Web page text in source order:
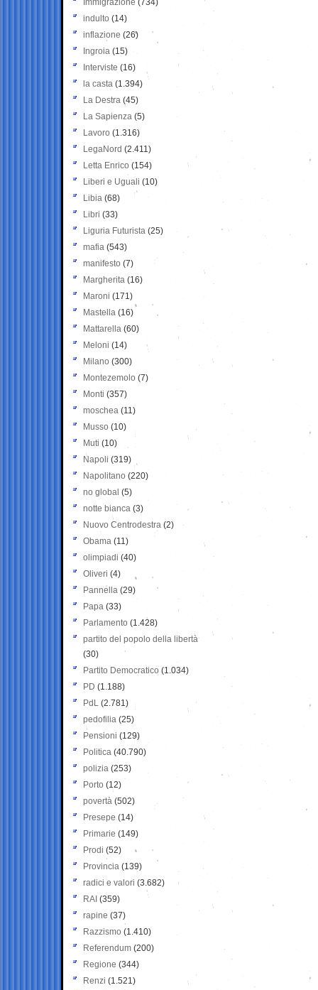
Immigrazione (734)
indulto (14)
inflazione (26)
Ingroia (15)
Interviste (16)
la casta (1.394)
La Destra (45)
La Sapienza (5)
Lavoro (1.316)
LegaNord (2.411)
Letta Enrico (154)
Liberi e Uguali (10)
Libia (68)
Libri (33)
Liguria Futurista (25)
mafia (543)
manifesto (7)
Margherita (16)
Maroni (171)
Mastella (16)
Mattarella (60)
Meloni (14)
Milano (300)
Montezemolo (7)
Monti (357)
moschea (11)
Musso (10)
Muti (10)
Napoli (319)
Napolitano (220)
no global (5)
notte bianca (3)
Nuovo Centrodestra (2)
Obama (11)
olimpiadi (40)
Oliveri (4)
Pannella (29)
Papa (33)
Parlamento (1.428)
partito del popolo della libertà
(30)
Partito Democratico (1.034)
PD (1.188)
PdL (2.781)
pedofilia (25)
Pensioni (129)
Politica (40.790)
polizia (253)
Porto (12)
povertà (502)
Presepe (14)
Primarie (149)
Prodi (52)
Provincia (139)
radici e valori (3.682)
RAI (359)
rapine (37)
Razzismo (1.410)
Referendum (200)
Regione (344)
Renzi (1.521)